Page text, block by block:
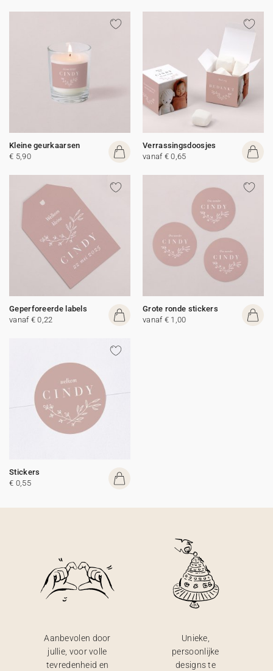
Kleine geurkaarsen
€ 5,90
Verrassingsdoosjes
vanaf € 0,65
Geperforeerde labels
vanaf € 0,22
Grote ronde stickers
vanaf € 1,00
Stickers
€ 0,55
Aanbevolen door
jullie, voor volle
tevredenheid en
Unieke,
persoonlijke
designs te